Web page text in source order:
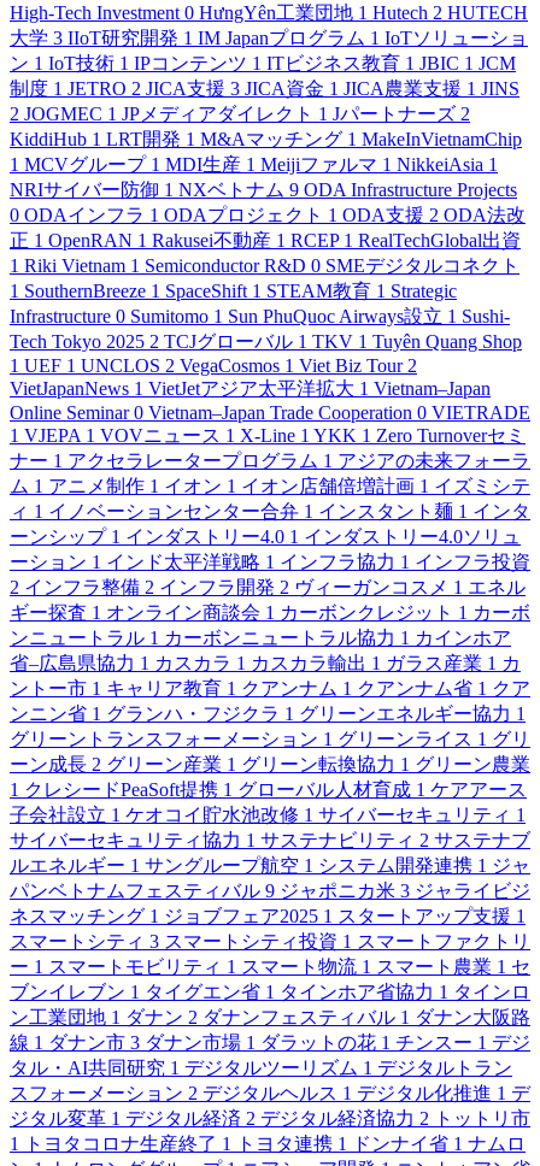
High-Tech Investment 0 HưngYên工業団地 1 Hutech 2 HUTECH
大学 3 IIoT研究開発 1 IM Japanプログラム 1 IoTソリューショ
ン 1 IoT技術 1 IPコンテンツ 1 ITビジネス教育 1 JBIC 1 JCM
制度 1 JETRO 2 JICA支援 3 JICA資金 1 JICA農業支援 1 JINS
2 JOGMEC 1 JPメディアダイレクト 1 Jパートナーズ 2
KiddiHub 1 LRT開発 1 M&Aマッチング 1 MakeInVietnamChip
1 MCVグループ 1 MDI生産 1 Meijiファルマ 1 NikkeiAsia 1
NRIサイバー防御 1 NXベトナム 9 ODA Infrastructure Projects
0 ODAインフラ 1 ODAプロジェクト 1 ODA支援 2 ODA法改
正 1 OpenRAN 1 Rakusei不動産 1 RCEP 1 RealTechGlobal出資
1 Riki Vietnam 1 Semiconductor R&D 0 SMEデジタルコネクト
1 SouthernBreeze 1 SpaceShift 1 STEAM教育 1 Strategic
Infrastructure 0 Sumitomo 1 Sun PhuQuoc Airways設立 1 Sushi-
Tech Tokyo 2025 2 TCJグローバル 1 TKV 1 Tuyên Quang Shop
1 UEF 1 UNCLOS 2 VegaCosmos 1 Viet Biz Tour 2
VietJapanNews 1 VietJetアジア太平洋拡大 1 Vietnam–Japan
Online Seminar 0 Vietnam–Japan Trade Cooperation 0 VIETRADE
1 VJEPA 1 VOVニュース 1 X-Line 1 YKK 1 Zero Turnoverセミ
ナー 1 アクセラレータープログラム 1 アジアの未来フォーラ
ム 1 アニメ制作 1 イオン 1 イオン店舗倍増計画 1 イズミシテ
ィ 1 イノベーションセンター合弁 1 インスタント麺 1 インタ
ーンシップ 1 インダストリー4.0 1 インダストリー4.0ソリュ
ーション 1 インド太平洋戦略 1 インフラ協力 1 インフラ投資
2 インフラ整備 2 インフラ開発 2 ヴィーガンコスメ 1 エネル
ギー探査 1 オンライン商談会 1 カーボンクレジット 1 カーボ
ンニュートラル 1 カーボンニュートラル協力 1 カインホア
省–広島県協力 1 カスカラ 1 カスカラ輸出 1 ガラス産業 1 カ
ントー市 1 キャリア教育 1 クアンナム 1 クアンナム省 1 クア
ンニン省 1 グランハ・フジクラ 1 グリーンエネルギー協力 1
グリーントランスフォーメーション 1 グリーンライス 1 グリ
ーン成長 2 グリーン産業 1 グリーン転換協力 1 グリーン農業
1 クレシードPeaSoft提携 1 グローバル人材育成 1 ケアアース
子会社設立 1 ケオコイ貯水池改修 1 サイバーセキュリティ 1
サイバーセキュリティ協力 1 サステナビリティ 2 サステナブ
ルエネルギー 1 サングループ航空 1 システム開発連携 1 ジャ
パンベトナムフェスティバル 9 ジャポニカ米 3 ジャライビジ
ネスマッチング 1 ジョブフェア2025 1 スタートアップ支援 1
スマートシティ 3 スマートシティ投資 1 スマートファクトリ
ー 1 スマートモビリティ 1 スマート物流 1 スマート農業 1 セ
ブンイレブン 1 タイグエン省 1 タインホア省協力 1 タインロ
ン工業団地 1 ダナン 2 ダナンフェスティバル 1 ダナン大阪路
線 1 ダナン市 3 ダナン市場 1 ダラットの花 1 チンスー 1 デジ
タル・AI共同研究 1 デジタルツーリズム 1 デジタルトラン
スフォーメーション 2 デジタルヘルス 1 デジタル化推進 1 デ
ジタル変革 1 デジタル経済 2 デジタル経済協力 2
トットリ市
1
トヨタコロナ生産終了 1 トヨタ連携 1 ドンナイ省 1 ナムロ